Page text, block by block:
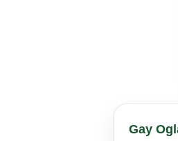
Gay